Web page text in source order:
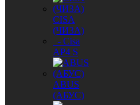
CISA
(ЧИЗА)
- Cisa
AP4 S
ABUS
(АБУС)